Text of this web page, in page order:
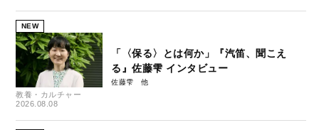
NEW
教養・カルチャー
2026.08.08
「〈保る〉とは何か」『汽笛、聞こえ
る』佐藤雫 インタビュー
佐藤雫